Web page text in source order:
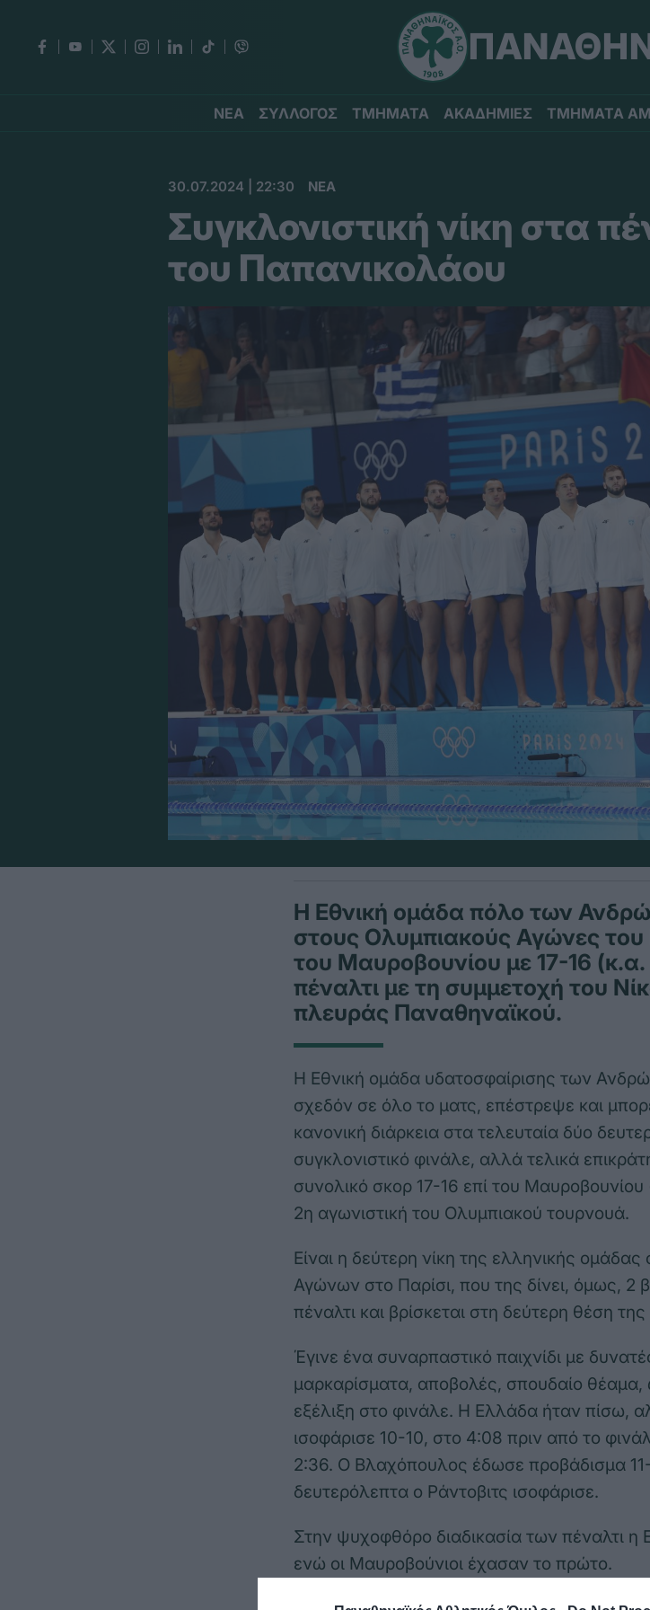
ΝΕΑ ΣΥΛΛΟΓΟΣ ΤΜΗΜΑΤΑ ΑΚΑΔΗΜΙΕΣ ΤΜΗΜΑΤΑ
30.07.2024 | 22:30 ΝΕΑ
Συγκλονιστική νίκη στα
του Παπανικολάου
Η Εθνική ομάδα πόλο των
στους Ολυμπιακούς Αγώνες του
του Μαυροβουνίου με 17-16
πέναλτι με τη συμμετοχή του
πλευράς Παναθηναϊκού.
Η Εθνική ομάδα υδατοσφαίρισης των
σχεδόν σε όλο το ματς, επέστρεψε και
κανονική διάρκεια στα τελευταία δύο
συγκλονιστικό φινάλε, αλλά τελικά
συνολικό σκορ 17-16 επί του Μαυροβουνίου
2η αγωνιστική του Ολυμπιακού τουρνουά.
Είναι η δεύτερη νίκη της ελληνικής
Αγώνων στο Παρίσι, που της δίνει, όμως, 2
πέναλτι και βρίσκεται στη δεύτερη θέση
Έγινε ένα συναρπαστικό παιχνίδι με
μαρκαρίσματα, αποβολές, σπουδαίο θέαμα,
εξέλιξη στο φινάλε. Η Ελλάδα ήταν πίσω,
ισοφάρισε 10-10, στο 4:08 πριν από το
2:36. Ο Βλαχόπουλος έδωσε προβάδισμα
δευτερόλεπτα ο Ράντοβιτς ισοφάρισε.
Στην ψυχοφθόρο διαδικασία των πέναλτι
ενώ οι Μαυροβούνιοι έχασαν το πρώτο.